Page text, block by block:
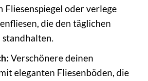
Fliesenspiegel oder verlege
die den täglichen
standhalten.
Verschönere deinen
eleganten Fliesenböden, die